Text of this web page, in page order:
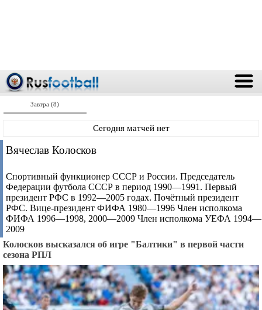
Завтра (8)
Сегодня матчей нет
Вячеслав Колосков
Спортивный функционер СССР и России. Председатель
Федерации футбола СССР в период 1990—1991. Первый
президент РФС в 1992—2005 годах. Почётный президент
РФС. Вице-президент ФИФА 1980—1996 Член исполкома
ФИФА 1996—1998, 2000—2009 Член исполкома УЕФА 1994—
2009
Колосков высказался об игре "Балтики" в первой части
сезона РПЛ